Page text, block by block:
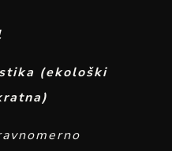
(ekološki